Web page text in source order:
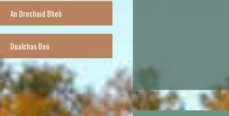
An Drochaid Bheò
Dualchas Beò